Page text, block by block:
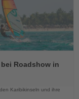
Roadshow in
Karibikinseln und ihre